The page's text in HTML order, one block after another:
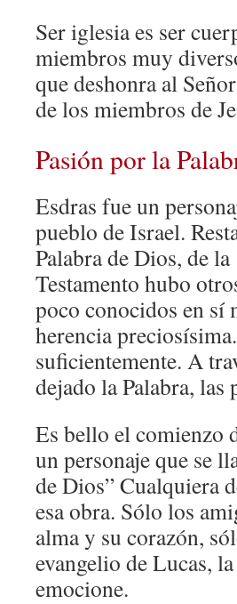
Ser iglesia es ser
miembros muy
que deshonra al
de los miembros de
Pasión por la
Esdras fue un
pueblo de Israel.
Palabra de Dios, de la
Testamento hubo
poco conocidos en sí
herencia
suficientemente. A
dejado la Palabra, las
Es bello el comienzo
un personaje que se
de Dios” Cualquiera
esa obra. Sólo los
alma y su corazón,
evangelio de Lucas,
emocione.